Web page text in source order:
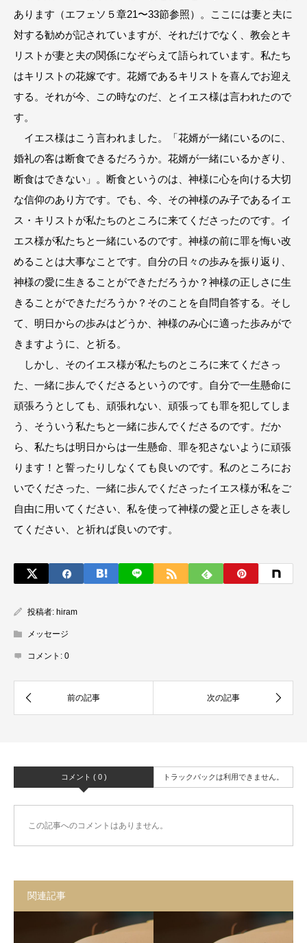
あります（エフェソ５章21〜33節参照）。ここには妻と夫に
対する勧めが記されていますが、それだけでなく、教会とキ
リストが妻と夫の関係になぞらえて語られています。私たち
はキリストの花嫁です。花婿であるキリストを喜んでお迎え
する。それが今、この時なのだ、とイエス様は言われたので
す。
イエス様はこう言われました。「花婿が一緒にいるのに、
婚礼の客は断食できるだろうか。花婿が一緒にいるかぎり、
断食はできない」。断食というのは、神様に心を向ける大切
な信仰のあり方です。でも、今、その神様のみ子であるイエ
ス・キリストが私たちのところに来てくださったのです。イ
エス様が私たちと一緒にいるのです。神様の前に罪を悔い改
めることは大事なことです。自分の日々の歩みを振り返り、
神様の愛に生きることができただろうか？神様の正しさに生
きることができただろうか？そのことを自問自答する。そし
て、明日からの歩みはどうか、神様のみ心に適った歩みがで
きますように、と祈る。
しかし、そのイエス様が私たちのところに来てくださっ
た、一緒に歩んでくださるというのです。自分で一生懸命に
頑張ろうとしても、頑張れない、頑張っても罪を犯してしま
う、そういう私たちと一緒に歩んでくださるのです。だか
ら、私たちは明日からは一生懸命、罪を犯さないように頑張
ります！と誓ったりしなくても良いのです。私のところにお
いでくださった、一緒に歩んでくださったイエス様が私をご
自由に用いてください、私を使って神様の愛と正しさを表し
てください、と祈れば良いのです。
投稿者: hiram
メッセージ
コメント: 0
コメント ( 0 ) トラックバックは利用できません。
この記事へのコメントはありません。
関連記事